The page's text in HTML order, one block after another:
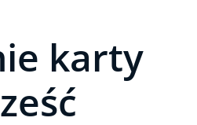
karty